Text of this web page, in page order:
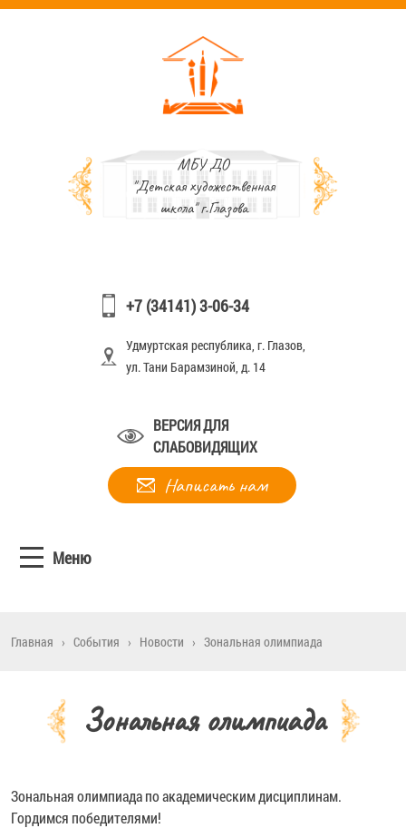
МБУ ДО
"Детская художественная
школа" г.Глазова
+7 (34141) 3-06-34
Удмуртская республика, г. Глазов,
ул. Тани Барамзиной, д. 14
ВЕРСИЯ ДЛЯ
СЛАБОВИДЯЩИХ
Написать нам
Меню
Главная › События › Новости › Зональная олимпиада
Зональная олимпиада
Зональная олимпиада по академическим дисциплинам.
Гордимся победителями!